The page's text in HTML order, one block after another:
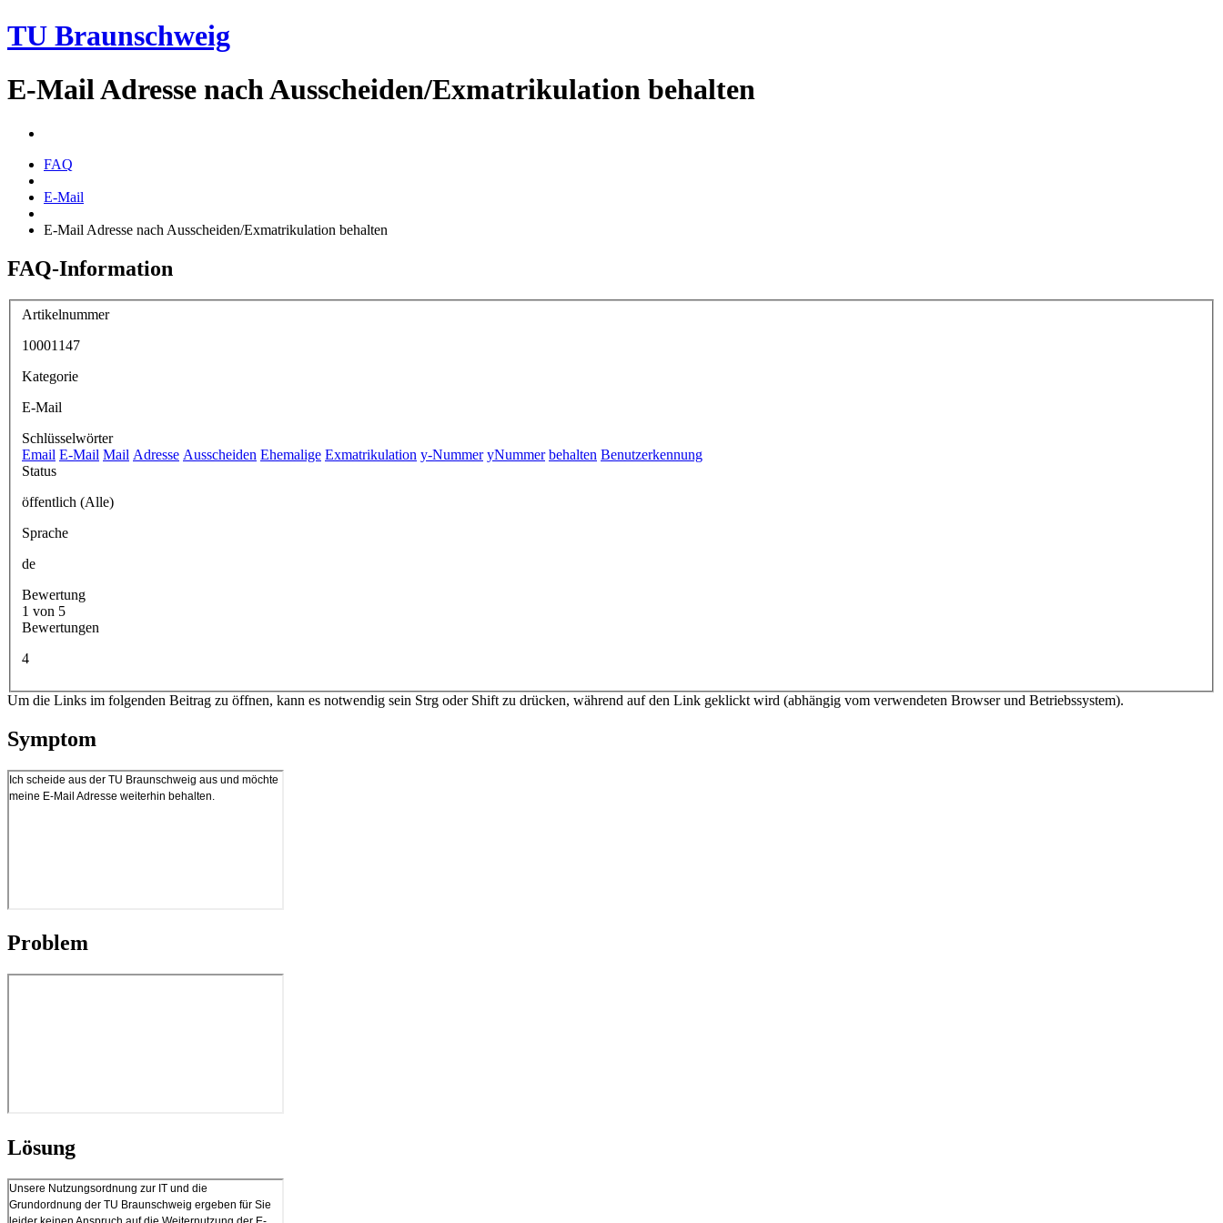
TU Braunschweig
E-Mail Adresse nach Ausscheiden/Exmatrikulation behalten
FAQ
E-Mail
E-Mail Adresse nach Ausscheiden/Exmatrikulation behalten
FAQ-Information
Artikelnummer
10001147
Kategorie
E-Mail
Schlüsselwörter
Email E-Mail Mail Adresse Ausscheiden Ehemalige Exmatrikulation y-Nummer yNummer behalten Benutzerkennung
Status
öffentlich (Alle)
Sprache
de
Bewertung
1 von 5
Bewertungen
4
Um die Links im folgenden Beitrag zu öffnen, kann es notwendig sein Strg oder Shift zu drücken, während auf den Link geklickt wird (abhängig vom verwendeten Browser und Betriebssystem).
Symptom
Problem
Lösung